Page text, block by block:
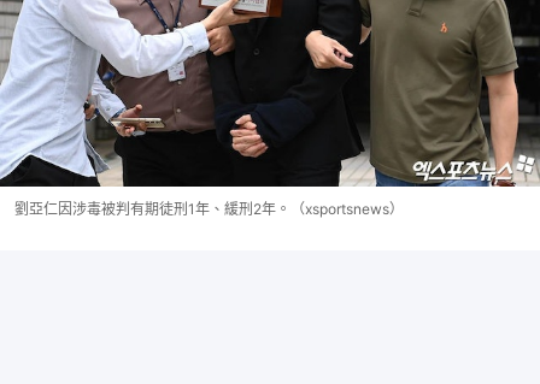
劉亞仁因涉毒被判有期徒刑1年、緩刑2年。（xsportsnews）